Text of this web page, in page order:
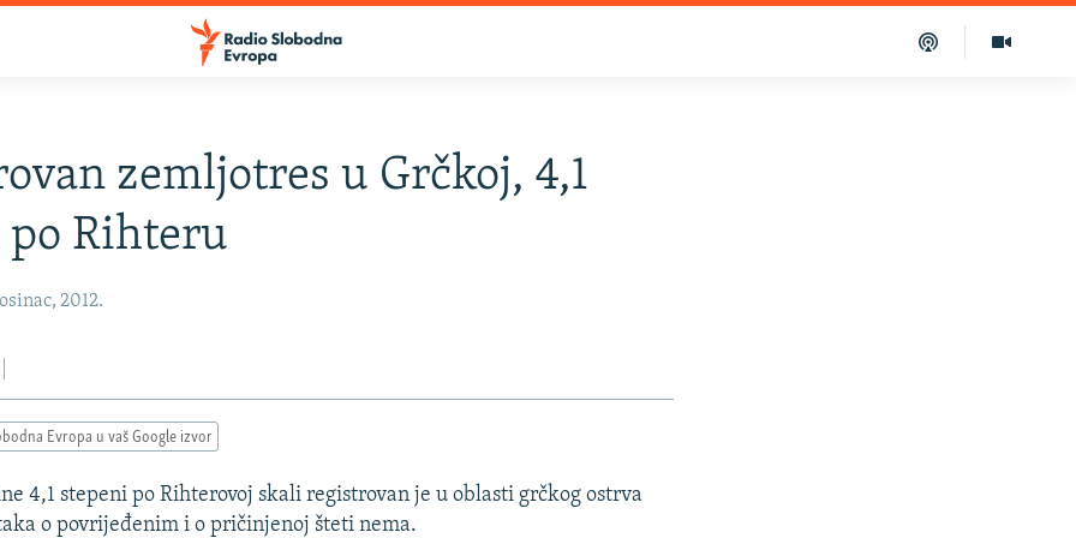
zemljotres u Grčkoj, 4,1
po Rihteru
2012.
Evropa u vaš Google izvor
4,1 stepeni po Rihterovoj skali registrovan je u oblasti grčkog ostrva
o povrijeđenim i o pričinjenoj šteti nema.